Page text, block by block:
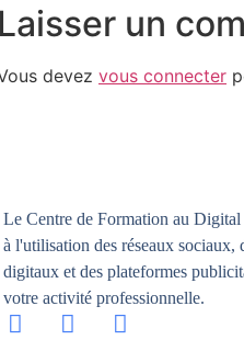
Laisser un
devez vous connecter
Le Centre de Formation au
à l'utilisation des réseaux sociaux,
digitaux et des plateformes
votre activité professionnelle.